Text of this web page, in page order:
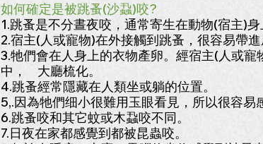
如何確定是被跳蚤(沙蝨)咬?
1.跳蚤是不分晝夜咬，通常寄生在動物(宿主)身
2.宿主(人或寵物)在外接觸到跳蚤，很容易帶進
3.牠們會在人身上的衣物產卵。經宿主(人或
中， 大廳梳化。
4.跳蚤經常隱藏在人類坐或躺的位置。
5,.因為牠們细小很難用玉眼看見，所以很容易
6.跳蚤咬和其它蚊或木蝨咬不同。
7.日夜在家都感覺到都被昆蟲咬。